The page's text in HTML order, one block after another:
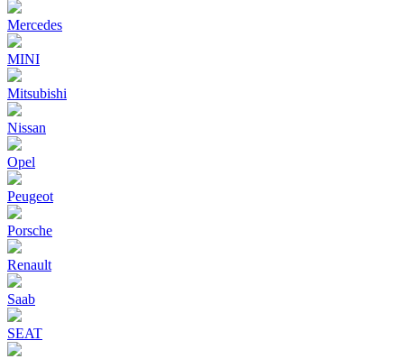
Mercedes
MINI
Mitsubishi
Nissan
Opel
Peugeot
Porsche
Renault
Saab
SEAT